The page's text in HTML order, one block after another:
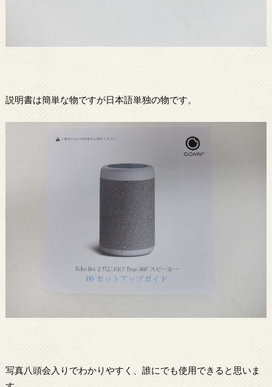
説明書は簡単な物ですが日本語単独の物です。
写真八頭会入りでわかりやすく、誰にでも使用できると思いま